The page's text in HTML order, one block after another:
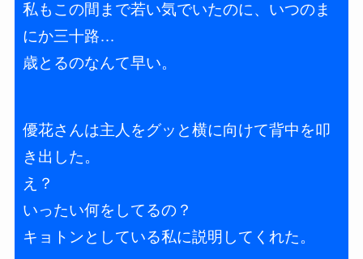
私もこの間まで若い気でいたのに、いつのま
にか三十路…
歳とるのなんて早い。
優花さんは主人をグッと横に向けて背中を叩
き出した。
え？
いったい何をしてるの？
キョトンとしている私に説明してくれた。